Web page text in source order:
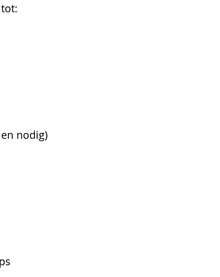
nodig)